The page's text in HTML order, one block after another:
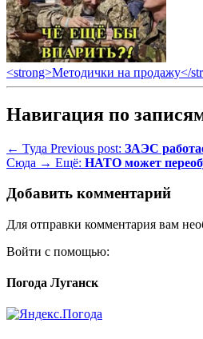
<strong>Методички на продажу</
Навигация по
← Туда Previous post: ЗАЭС
Сюда → Ещё: НАТО может
Добавить комментарий
Для отправки комментария вам
Войти с помощью:
Погода Луганск